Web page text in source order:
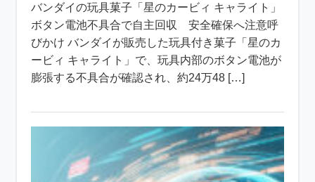
バンダイの玩具菓子「星のカービィ キャライト」
ボタン電池不具合で自主回収 安全確保へ注意呼
びかけ バンダイが販売した玩具付き菓子「星のカ
ービィ キャライト」で、玩具内部のボタン電池が
膨張する不具合が確認され、約24万48 […]